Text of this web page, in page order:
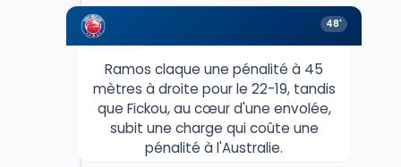
48'
Ramos claque une pénalité à 45
mètres à droite pour le 22-19, tandis
que Fickou, au cœur d'une envolée,
subit une charge qui coûte une
pénalité à l'Australie.